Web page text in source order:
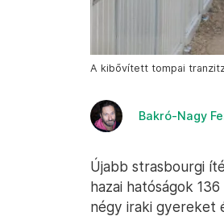
A kibővített tompai
Bakró-Nagy
Újabb strasbourgi
hazai hatóságok
négy iraki gyereket